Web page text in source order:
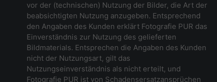
vor der (technischen) Nutzung der Bilder, die Art der
beabsichtigten Nutzung anzugeben. Entsprechend
den Angaben des Kunden erklärt Fotografie PUR das
Einverständnis zur Nutzung des gelieferten
Bildmaterials. Entsprechen die Angaben des Kunden
nicht der Nutzungsart, gilt das
Nutzungseinverständnis als nicht erteilt, und
Fotografie PUR ist von Schadensersatzansprüchen